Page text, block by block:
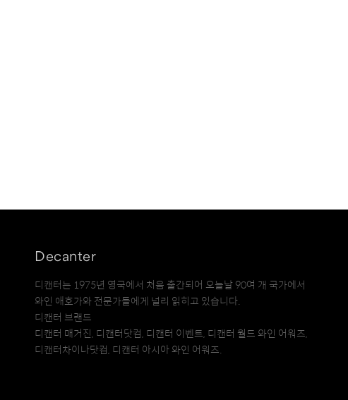
Decanter
디캔터는 1975년 영국에서 처음 출간되어 오늘날 90여 개 국가에서
와인 애호가와 전문가들에게 널리 읽히고 있습니다.
디캔터 브랜드
디캔터 매거진, 디캔터닷컴, 디캔터 이벤트, 디캔터 월드 와인 어워즈,
디캔터차이나닷컴, 디캔터 아시아 와인 어워즈.